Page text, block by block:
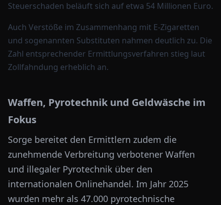
Steuerschaden beläuft sich auf etwa 54 Millionen Euro.
Auch Verstöße im Zusammenhang mit E-Zigaretten
und sogenannten Substituten nahmen deutlich zu. Die
Zahl entsprechender Ermittlungsverfahren stieg laut
Zollfahndung erheblich an.
Waffen, Pyrotechnik und Geldwäsche im
Fokus
Sorge bereitet den Ermittlern zudem die
zunehmende Verbreitung verbotener Waffen
und illegaler Pyrotechnik über den
internationalen Onlinehandel. Im Jahr 2025
wurden mehr als 47.000 pyrotechnische